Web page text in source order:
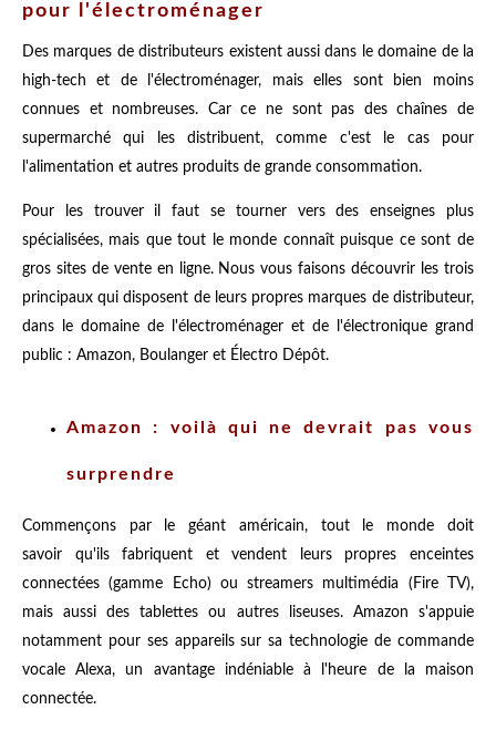
pour l'électroménager
Des marques de distributeurs existent aussi dans le domaine de la
high-tech et de l'électroménager, mais elles sont bien moins
connues et nombreuses. Car ce ne sont pas des chaînes de
supermarché qui les distribuent, comme c'est le cas pour
l'alimentation et autres produits de grande consommation.
Pour les trouver il faut se tourner vers des enseignes plus
spécialisées, mais que tout le monde connaît puisque ce sont de
gros sites de vente en ligne. Nous vous faisons découvrir les trois
principaux qui disposent de leurs propres marques de distributeur,
dans le domaine de l'électroménager et de l'électronique grand
public : Amazon, Boulanger et Électro Dépôt.
Amazon : voilà qui ne devrait pas vous
surprendre
Commençons par le géant américain, tout le monde doit
savoir qu'ils fabriquent et vendent leurs propres enceintes
connectées (gamme Echo) ou streamers multimédia (Fire TV),
mais aussi des tablettes ou autres liseuses. Amazon s'appuie
notamment pour ses appareils sur sa technologie de commande
vocale Alexa, un avantage indéniable à l'heure de la maison
connectée.